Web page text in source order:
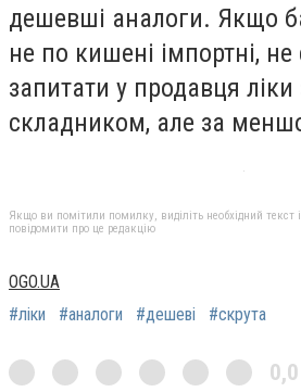
дешевші аналоги. Якщо
не по кишені імпортні, не
запитати у продавця
складником, але за
Якщо ви помітили помилку, виділіть необхідний текст
повідомити про це редакцію
OGO.UA
#ліки
#аналоги #дешеві #скрута
0,0